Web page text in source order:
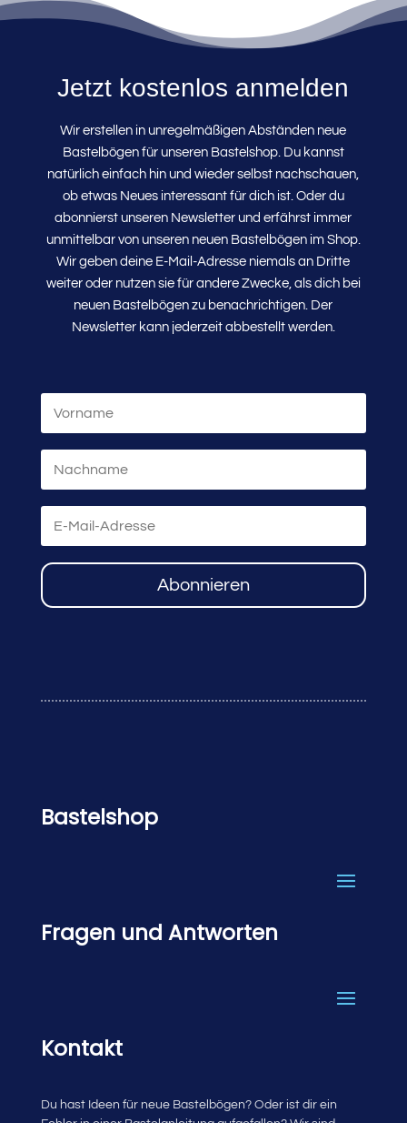
Jetzt kostenlos anmelden
Wir erstellen in unregelmäßigen Abständen neue
Bastelbögen für unseren Bastelshop. Du kannst
natürlich einfach hin und wieder selbst nachschauen,
ob etwas Neues interessant für dich ist. Oder du
abonnierst unseren Newsletter und erfährst immer
unmittelbar von unseren neuen Bastelbögen im Shop.
Wir geben deine E-Mail-Adresse niemals an Dritte
weiter oder nutzen sie für andere Zwecke, als dich bei
neuen Bastelbögen zu benachrichtigen. Der
Newsletter kann jederzeit abbestellt werden.
Abonnieren
Bastelshop
Fragen und Antworten
Kontakt
Du hast Ideen für neue Bastelbögen? Oder ist dir ein